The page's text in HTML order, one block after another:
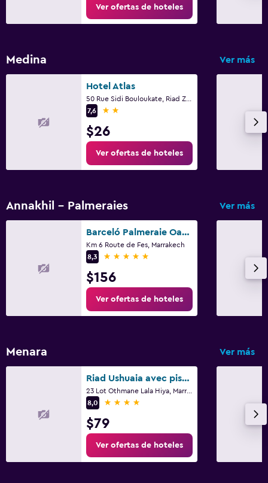
Ver ofertas de hoteles
Medina Ver más
Hotel Atlas
7,6
2 estrellas
$26
Ver ofertas de hoteles
Annakhil - Palmeraies Ver más
Barceló Palmeraie Oasis Resort
Km 6 Route de Fes, Marrakech
8,3
5 estrellas
$156
Ver ofertas de hoteles
Menara Ver más
Riad Ushuaia avec piscine - Centre Marrakech
23 Lot Othmane Lala Hiya, Marrakech
8,0
4 estrellas
$79
Ver ofertas de hoteles